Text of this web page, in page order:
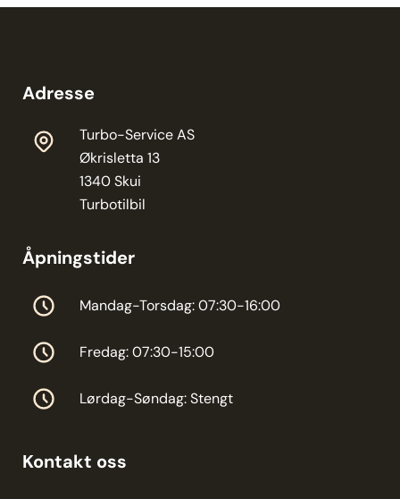
Adresse
Turbo-Service AS
Økrisletta 13
1340 Skui
Turbotilbil
Åpningstider
Mandag-Torsdag: 07:30-16:00
Fredag: 07:30-15:00
Lørdag-Søndag: Stengt
Kontakt oss